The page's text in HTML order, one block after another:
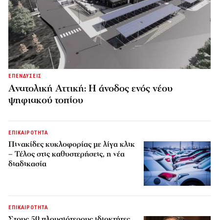
ΕΠΕΝΔΥΣΕΙΣ
Ανατολική Αττική: Η άνοδος ενός νέου
ψηφιακού τοπίου
ΕΠΙΚΑΙΡΟΤΗΤΑ
Πινακίδες κυκλοφορίας με λίγα κλικ
– Τέλος στις καθυστερήσεις, η νέα
διαδικασία
ΕΠΙΚΑΙΡΟΤΗΤΑ